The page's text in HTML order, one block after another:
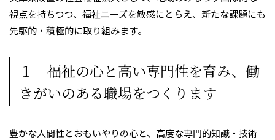
視点を持ちつつ、福祉ニーズを敏感にとらえ、新たな課題にも
先駆的・積極的に取り組みます。
１ 福祉の心と高い専門性を育み、働
きがいのある職場をつくります
豊かな人間性とおもいやりの心と、高度な専門的知識・技術